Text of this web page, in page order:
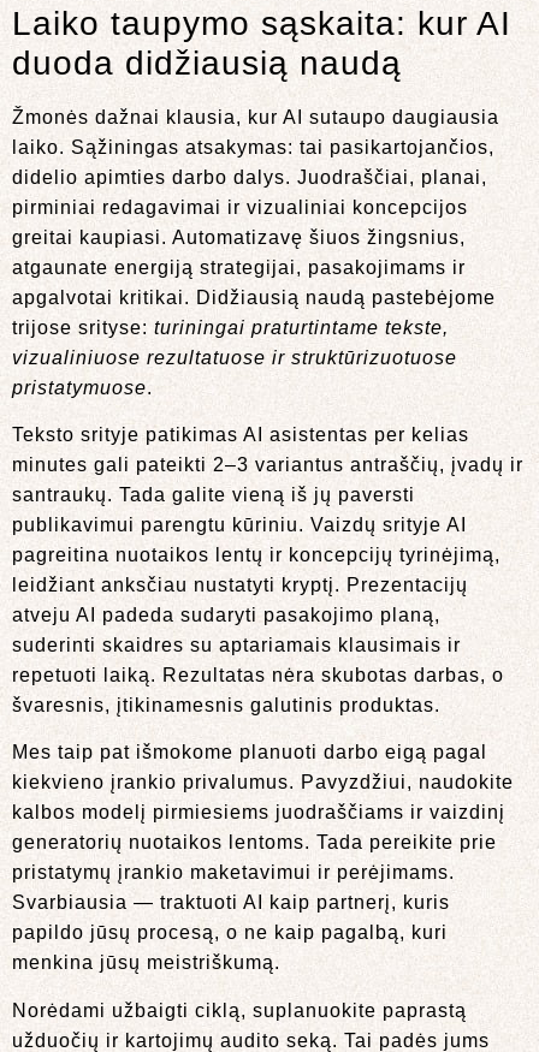
Laiko taupymo sąskaita: kur AI
duoda didžiausią naudą
Žmonės dažnai klausia, kur AI sutaupo daugiausia
laiko. Sąžiningas atsakymas: tai pasikartojančios,
didelio apimties darbo dalys. Juodraščiai, planai,
pirminiai redagavimai ir vizualiniai koncepcijos
greitai kaupiasi. Automatizavę šiuos žingsnius,
atgaunate energiją strategijai, pasakojimams ir
apgalvotai kritikai. Didžiausią naudą pastebėjome
trijose srityse: turiningai praturtintame tekste,
vizualiniuose rezultatuose ir struktūrizuotuose
pristatymuose.
Teksto srityje patikimas AI asistentas per kelias
minutes gali pateikti 2–3 variantus antraščių, įvadų ir
santraukų. Tada galite vieną iš jų paversti
publikavimui parengtu kūriniu. Vaizdų srityje AI
pagreitina nuotaikos lentų ir koncepcijų tyrinėjimą,
leidžiant anksčiau nustatyti kryptį. Prezentacijų
atveju AI padeda sudaryti pasakojimo planą,
suderinti skaidres su aptariamais klausimais ir
repetuoti laiką. Rezultatas nėra skubotas darbas, o
švaresnis, įtikinamesnis galutinis produktas.
Mes taip pat išmokome planuoti darbo eigą pagal
kiekvieno įrankio privalumus. Pavyzdžiui, naudokite
kalbos modelį pirmiesiems juodraščiams ir vaizdinį
generatorių nuotaikos lentoms. Tada pereikite prie
pristatymų įrankio maketavimui ir perėjimams.
Svarbiausia — traktuoti AI kaip partnerį, kuris
papildo jūsų procesą, o ne kaip pagalbą, kuri
menkina jūsų meistriškumą.
Norėdami užbaigti ciklą, suplanuokite paprastą
užduočių ir kartojimų audito seką. Tai padės jums